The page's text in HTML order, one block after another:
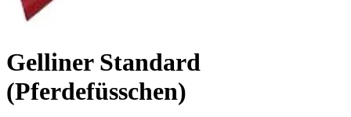
Gelliner Standard
(Pferdefüsschen)